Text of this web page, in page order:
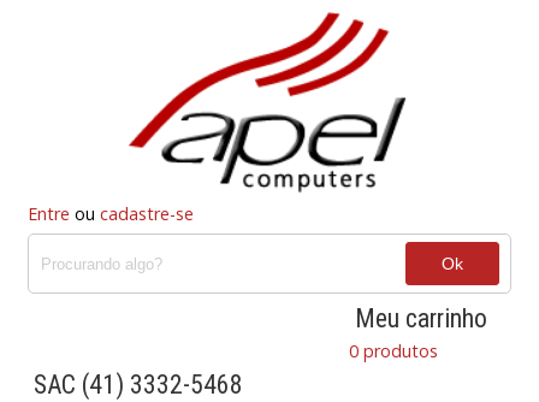
Entre ou cadastre-se
Meu carrinho
0 produtos
SAC (41) 3332-5468